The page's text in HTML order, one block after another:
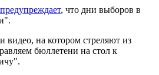
предупреждает, что дни выборов в
видео, на котором стреляют из
бюллетени на стол к